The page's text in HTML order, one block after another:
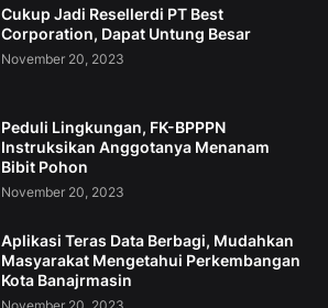
Cukup Jadi Resellerdi PT Best
Corporation, Dapat Untung Besar
November 20, 2023
Peduli Lingkungan, FK-BPPPN
Instruksikan Anggotanya Menanam
Bibit Pohon
November 20, 2023
Aplikasi Teras Data Berbagi, Mudahkan
Masyarakat Mengetahui Perkembangan
Kota Banajrmasin